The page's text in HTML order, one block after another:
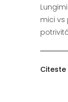
mici vs